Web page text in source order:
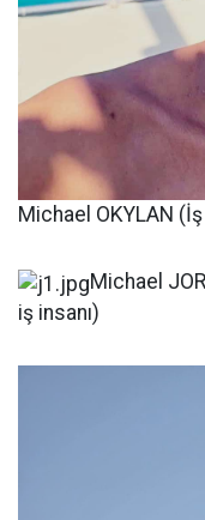
Michael OKYLAN (İş
Michael
iş insanı)